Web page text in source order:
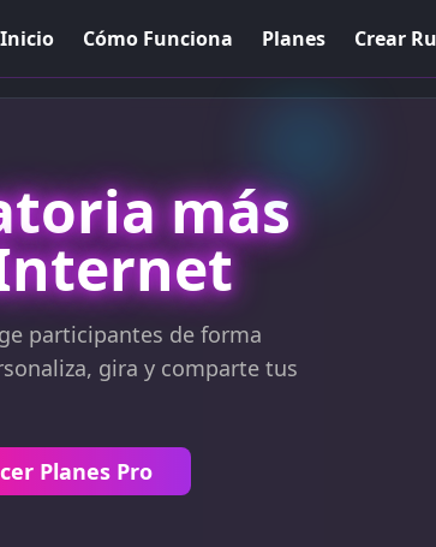
Inicio Cómo Funciona Planes Crear
más
participantes de forma
gira y comparte tus
Planes Pro